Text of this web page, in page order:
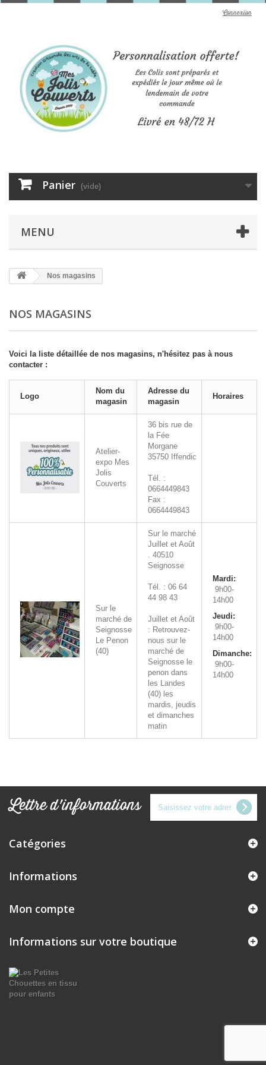
Connexion
Panier (vide)
MENU
Nos magasins
NOS MAGASINS
Voici la liste détaillée de nos magasins, n'hésitez pas à nous
contacter :
Logo
Nom du
magasin
Adresse du
magasin
Horaires
Atelier-
expo Mes
Jolis
Couverts
36 bis rue de
la Fée
Morgane
35750 Iffendic
Tél. :
0664449843
Fax :
0664449843
Sur le
marché de
Seignosse
Le Penon
(40)
Sur le marché
Juillet et Août
. 40510
Seignosse
Tél. : 06 64
44 98 43
Juillet et Août
: Retrouvez-
nous sur le
marché de
Seignosse le
penon dans
les Landes
(40) les
mardis, jeudis
et dimanches
matin
Mardi:
9h00-
14h00
Jeudi:
9h00-
14h00
Dimanche:
9h00-
14h00
Lettre d'informations
Catégories
Informations
Mon compte
Informations sur votre boutique